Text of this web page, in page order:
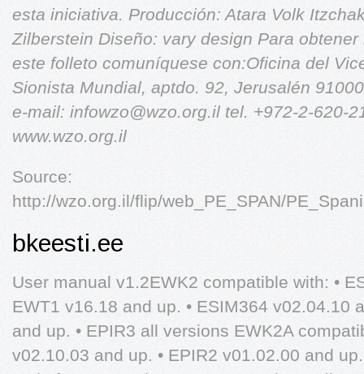
esta iniciativa. Producción: Atara Volk
Zilberstein Diseño: vary design Para
este folleto comuníquese con:Oficina del
Sionista Mundial, aptdo. 92, Jerusalén
e-mail: infowzo@wzo.org.il tel. +972-2-620-
www.wzo.org.il
Source:
http://wzo.org.il/flip/web_PE_SPAN/
bkeesti.ee
User manual v1.2EWK2 compatible with: •
EWT1 v16.18 and up. • ESIM364 v02.04.10
and up. • EPIR3 all versions EWK2A
v02.10.03 and up. • EPIR2 v01.02.00 and